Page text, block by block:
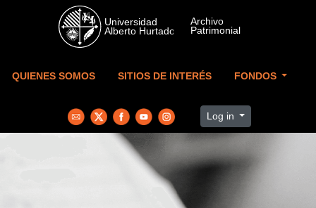
Skip to main content
QUIENES SOMOS SITIOS DE INTERÉS FONDOS
Log in